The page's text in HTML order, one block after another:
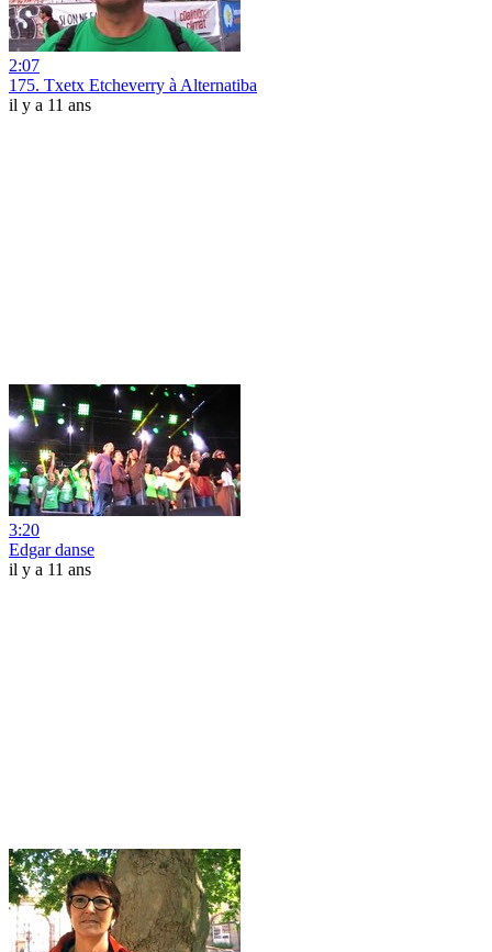
2:07
175. Txetx Etcheverry à Alternatiba
il y a 11 ans
3:20
Edgar danse
il y a 11 ans